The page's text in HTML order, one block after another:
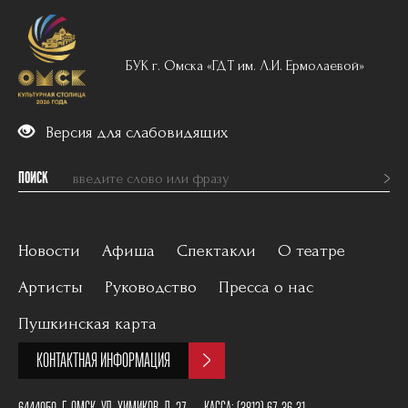
БУК г. Омска «ГДТ им. Л.И. Ермолаевой»
Версия для слабовидящих
ПОИСК
Новости Афиша Спектакли
Вечерний репертуар
О театре
История
Артисты Руководство
Пресса о нас
Пушкинская карта
КОНТАКТНАЯ ИНФОРМАЦИЯ